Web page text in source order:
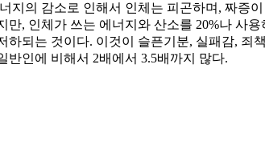
의 감소로 인해서 인체는 피곤하며, 짜증
, 인체가 쓰는 에너지와 산소를 20%나 사
되는 것이다. 이것이 슬픈기분, 실패감, 죄
인에 비해서 2배에서 3.5배까지 많다.